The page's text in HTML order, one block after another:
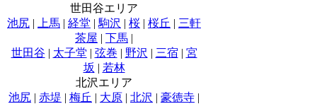
世田谷エリア
池尻 | 上馬 | 経堂 | 駒沢 | 桜 | 桜丘 | 三軒
茶屋 | 下馬 |
世田谷 | 太子堂 | 弦巻 | 野沢 | 三宿 | 宮
坂 | 若林
北沢エリア
池尻 | 赤堤 | 梅丘 | 大原 | 北沢 | 豪徳寺 |